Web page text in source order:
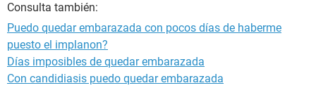
Consulta también:
Puedo quedar embarazada con pocos días de haberme
puesto el implanon?
Días imposibles de quedar embarazada
Con candidiasis puedo quedar embarazada